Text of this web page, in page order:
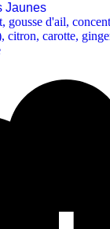
Jaunes
, gousse d'ail,
, citron, carotte,